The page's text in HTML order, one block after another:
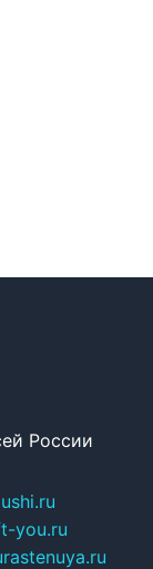
России
you.ru
rastenuya.ru